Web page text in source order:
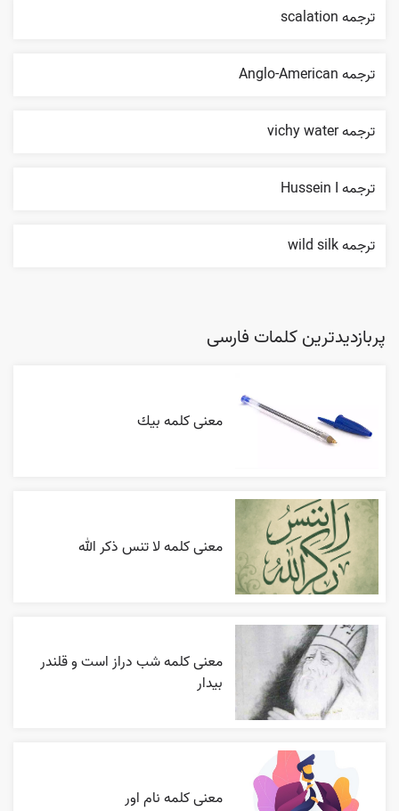
ترجمه scalation
ترجمه Anglo-American
ترجمه vichy water
ترجمه Hussein I
ترجمه wild silk
پربازدیدترین کلمات فارسی
معنی کلمه بيك
معنی کلمه لا تنس ذکر الله
معنی کلمه شب دراز است و قلندر
بیدار
معنی کلمه نام اور